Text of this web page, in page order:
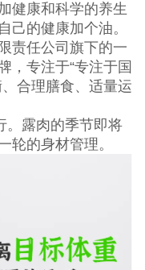
健康和科学的养生
己的健康加个油。
责任公司旗下的一
，专注于“专注于国
合理膳食、适量运
。露肉的季节即将
轮的身材管理。